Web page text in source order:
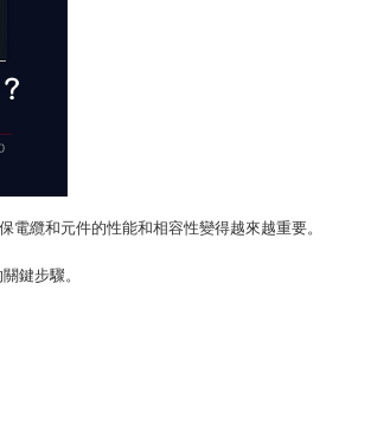
電纜和元件的性能和相容性變得越來越重要。
鍵步驟。